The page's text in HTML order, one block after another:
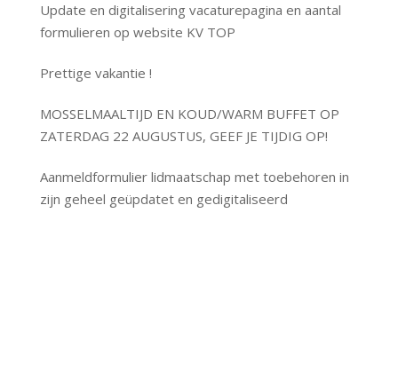
Update en digitalisering vacaturepagina en aantal
formulieren op website KV TOP
Prettige vakantie !
MOSSELMAALTIJD EN KOUD/WARM BUFFET OP
ZATERDAG 22 AUGUSTUS, GEEF JE TIJDIG OP!
Aanmeldformulier lidmaatschap met toebehoren in
zijn geheel geüpdatet en gedigitaliseerd